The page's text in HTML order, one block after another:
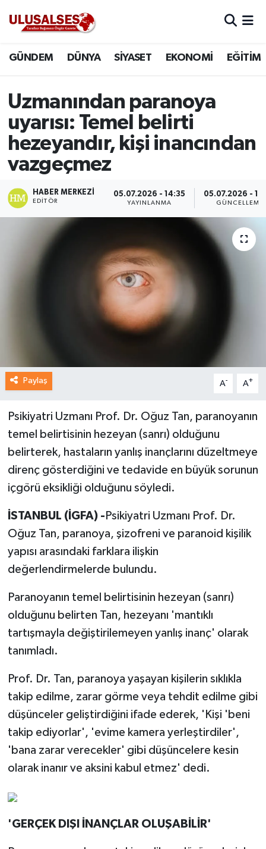
GÜNDEM DÜNYA SİYASET EKONOMİ EĞİTİM
Uzmanından paranoya
uyarısı: Temel belirti
hezeyandır, kişi inancından
vazgeçmez
HABER MERKEZI
EDITÖR
05.07.2026 - 14:35
YAYINLANMA
05.07.2026 -
GÜNCELLEME
Paylaş A- A+
Psikiyatri Uzmanı Prof. Dr. Oğuz Tan, paranoyanın
temel belirtisinin hezeyan (sanrı) olduğunu
belirterek, hastaların yanlış inançlarını düzeltmeye
direnç gösterdiğini ve tedavide en büyük sorunun
içgörü eksikliği olduğunu söyledi.
İSTANBUL (İGFA) - Psikiyatri Uzmanı Prof. Dr.
Oğuz Tan, paranoya, şizofreni ve paranoid kişilik
yapısı arasındaki farklara ilişkin
değerlendirmelerde bulundu.
Paranoyanın temel belirtisinin hezeyan (sanrı)
olduğunu belirten Tan, hezeyanı 'mantıklı
tartışmayla değiştirilemeyen yanlış inanç' olarak
tanımladı.
Prof. Dr. Tan, paranoya yaşayan kişilerin sıklıkla
takip edilme, zarar görme veya tehdit edilme gibi
düşünceler geliştirdiğini ifade ederek, 'Kişi 'beni
takip ediyorlar', 'evime kamera yerleştirdiler',
'bana zarar verecekler' gibi düşüncelere kesin
olarak inanır ve aksini kabul etmez' dedi.
'GERÇEK DIŞI İNANÇLAR OLUŞABİLİR'
DÜNYA
SİYASET
EĞİTİM
SAĞLIK
MAGAZİN
SPOR
Trafik Durumu
Süper Lig Puan Durumu ve Fikstür
Tüm Manşetler
Son Dakika Haberleri
Haber Arşivi